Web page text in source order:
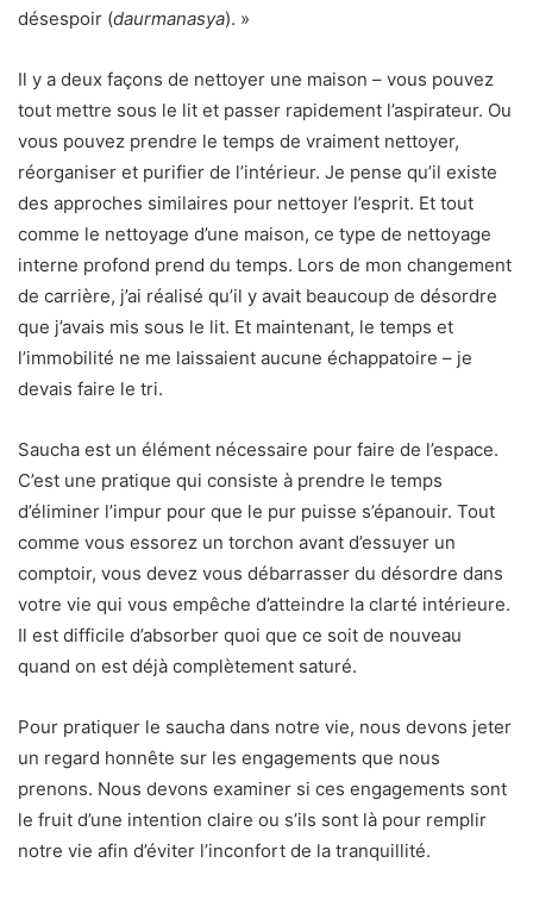
désespoir (daurmanasya). »
Il y a deux façons de nettoyer une maison – vous pouvez
tout mettre sous le lit et passer rapidement l’aspirateur. Ou
vous pouvez prendre le temps de vraiment nettoyer,
réorganiser et purifier de l’intérieur. Je pense qu’il existe
des approches similaires pour nettoyer l’esprit. Et tout
comme le nettoyage d’une maison, ce type de nettoyage
interne profond prend du temps. Lors de mon changement
de carrière, j’ai réalisé qu’il y avait beaucoup de désordre
que j’avais mis sous le lit. Et maintenant, le temps et
l’immobilité ne me laissaient aucune échappatoire – je
devais faire le tri.
Saucha est un élément nécessaire pour faire de l’espace.
C’est une pratique qui consiste à prendre le temps
d’éliminer l’impur pour que le pur puisse s’épanouir. Tout
comme vous essorez un torchon avant d’essuyer un
comptoir, vous devez vous débarrasser du désordre dans
votre vie qui vous empêche d’atteindre la clarté intérieure.
Il est difficile d’absorber quoi que ce soit de nouveau
quand on est déjà complètement saturé.
Pour pratiquer le saucha dans notre vie, nous devons jeter
un regard honnête sur les engagements que nous
prenons. Nous devons examiner si ces engagements sont
le fruit d’une intention claire ou s’ils sont là pour remplir
notre vie afin d’éviter l’inconfort de la tranquillité.